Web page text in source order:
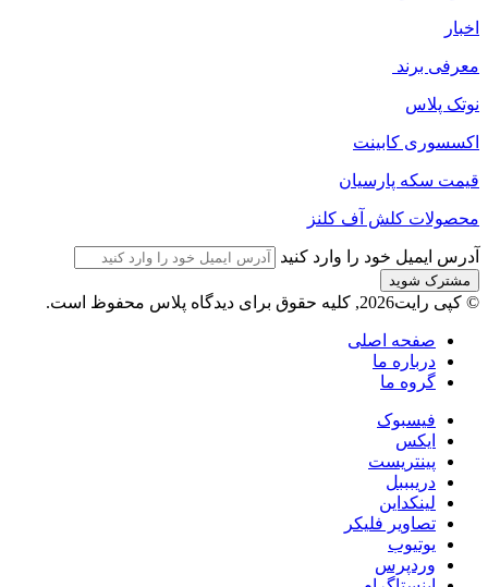
اخبار
معرفی برند
نوتک پلاس
اکسسوری کابینت
قیمت سکه پارسیان
محصولات کلش آف کلنز
آدرس ایمیل خود را وارد کنید
© کپی رایت2026, کلیه حقوق برای دیدگاه پلاس محفوظ است.
صفحه اصلی
درباره ما
گروه ما
فیسبوک
ایکس
پینتریست
دریبببل
لینکداین
تصاویر فلیکر
یوتیوب
وردپرس